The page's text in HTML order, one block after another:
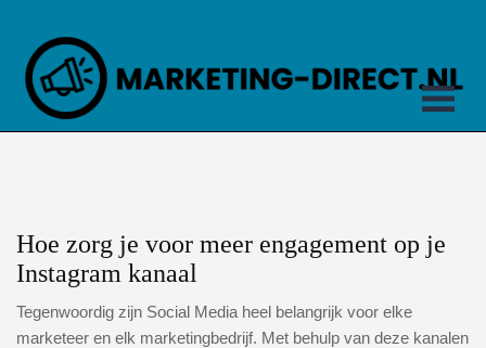
Hoe zorg je voor meer engagement op je
Instagram kanaal
Tegenwoordig zijn Social Media heel belangrijk voor elke
marketeer en elk marketingbedrijf. Met behulp van deze kanalen